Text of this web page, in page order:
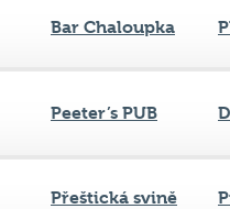
Bar Chaloupka
Peeter’s PUB
Přeštická svině